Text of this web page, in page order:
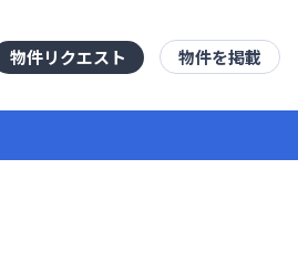
物件リクエスト 物件を掲載